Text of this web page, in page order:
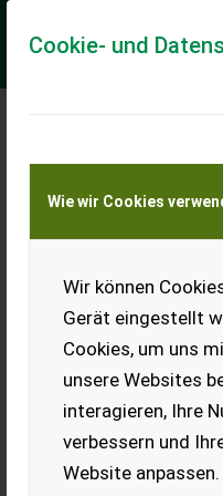
Cookie- und
Wie wir Cookies
Wir können
Gerät eingestellt
Cookies, um uns
unsere Websites
interagieren, Ihre
verbessern und
Website anpassen.
Meine
Transport von
KEINE
Sonstige 3030
Die Vergussmaschine
ist mit einem Touchscreen
gedrehten Töpfe, die
EUR 0